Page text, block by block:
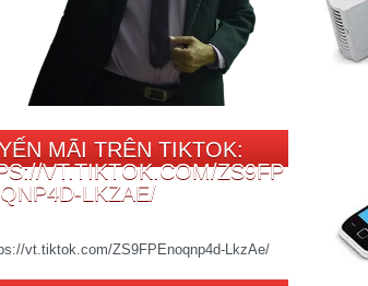
MÃI TRÊN TIKTOK:
VT.TIKTOK.COM/ZS9FP
LKZAE/